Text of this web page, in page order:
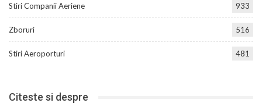
Stiri Companii Aeriene 933
Zboruri 516
Stiri Aeroporturi 481
Citeste si despre